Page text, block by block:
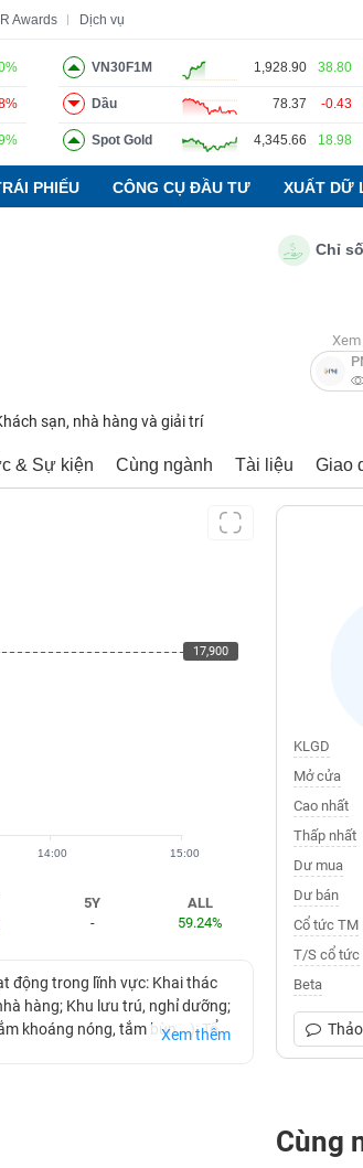
IR Awards Dịch vụ
VN30F1M 1,928.90 38.80
Dầu 78.37 -0.43
Spot Gold 4,345.66 18.98
PHIẾU CÔNG CỤ ĐẦU TƯ XUẤT DỮ
Chỉ số
sạn, nhà hàng và giải trí
& Sự kiện Cùng ngành Tài liệu Giao
17,900
14:00 15:00
17,900
5Y
-
ALL
59.24%
động trong lĩnh vực: Khai thác
hàng; Khu lưu trú, nghỉ dưỡng;
khoáng nóng, tắm bùn,…); Tổ
Xem thêm
KLGD
Mở cửa
Cao nhất
Thấp nhất
Dư mua
Dư bán
Cổ tức TM
T/S cổ tức
Beta
Cùng
cáo phân tích Thuật ngữ